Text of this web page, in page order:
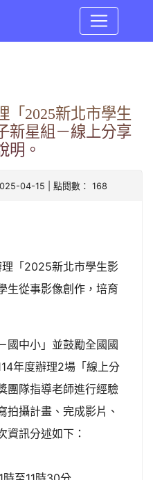
「2025新北市學生
新星組－線上分享
明。
04-15 | 點閱數： 168
「2025新北市學生影
生從事影像創作，培育
國中小」並鼓勵全國國
年度辦理2場「線上分
團隊指導老師進行經驗
拍攝計畫、完成影片、
資訊分述如下：